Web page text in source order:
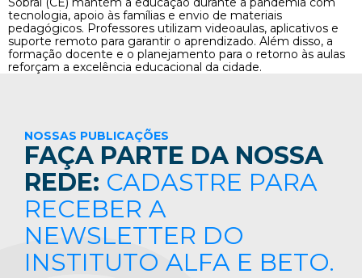
tecnologia, apoio às famílias e envio de materiais
pedagógicos. Professores utilizam videoaulas, aplicativos e
suporte remoto para garantir o aprendizado. Além disso, a
formação docente e o planejamento para o retorno às aulas
reforçam a excelência educacional da cidade.
NOSSAS PUBLICAÇÕES
FAÇA PARTE DA NOSSA
REDE: CADASTRE PARA
RECEBER A
NEWSLETTER DO
INSTITUTO ALFA E BETO.